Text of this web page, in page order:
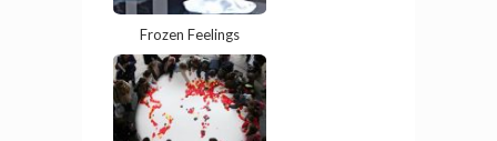
Frozen Feelings